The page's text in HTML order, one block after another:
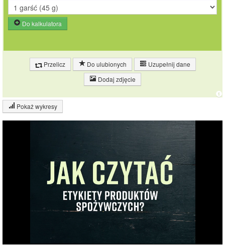
Do kalkulatora
Przelicz Do ulubionych
Uzupełnij dane
Dodaj zdjęcie
Pokaż wykresy
Wykres składu produktu
(86%)
85.1%